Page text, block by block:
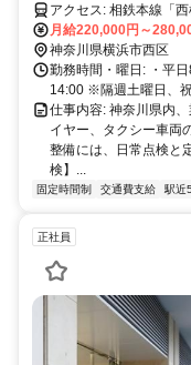
アクセス: 相鉄本
月給220,000円～
神奈川県横浜市西区
勤務時間・曜日: ・平
14:00 ※隔週土曜日、
仕事内容: 神奈川県内
イヤー、タクシー車両
整備には、日常点検と
検】...
固定時間制 交通費支給 駅近
正社員